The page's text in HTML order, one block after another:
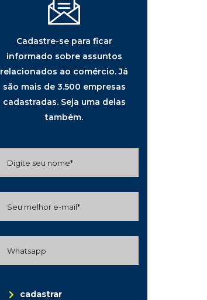
Cadastre-se para ficar
informado sobre assuntos
relacionados ao comércio. Já
são mais de 3.500 empresas
cadastradas. Seja uma delas
também.
cadastrar